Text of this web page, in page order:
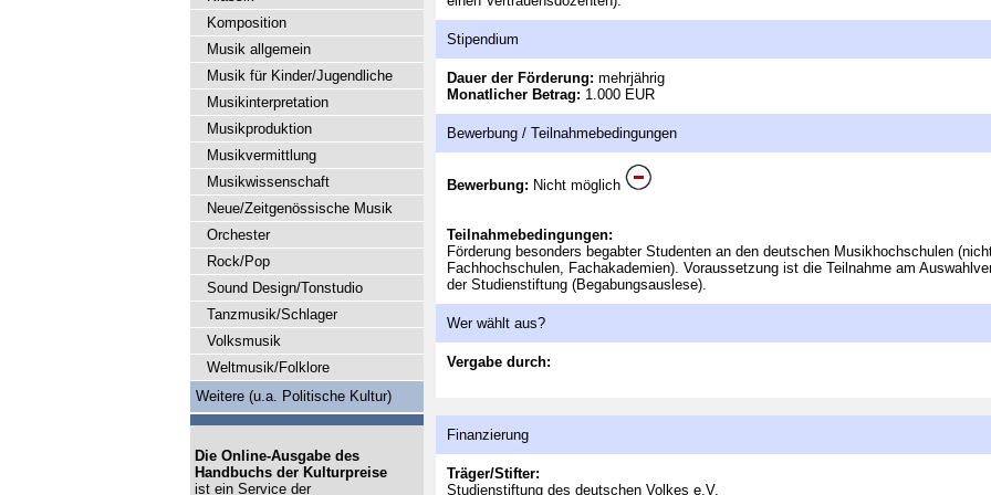
Stipendium
Dauer der Förderung: mehrjährig
Monatlicher Betrag: 1.000 EUR
Bewerbung / Teilnahmebedingungen
Bewerbung: Nicht möglich
Teilnahmebedingungen:
Förderung besonders begabter Studenten an den deutschen Musikhochschulen
Fachhochschulen, Fachakademien). Voraussetzung ist die Teilnahme am
der Studienstiftung (Begabungsauslese).
Wer wählt aus?
Vergabe durch:
Finanzierung
Träger/Stifter:
Studienstiftung des deutschen Volkes e.V.
Komposition
Musik allgemein
Musik für Kinder/Jugendliche
Musikinterpretation
Musikproduktion
Musikvermittlung
Musikwissenschaft
Neue/Zeitgenössische Musik
Orchester
Rock/Pop
Sound Design/Tonstudio
Tanzmusik/Schlager
Volksmusik
Weltmusik/Folklore
Weitere (u.a. Politische Kultur)
Die Online-Ausgabe des
Handbuchs der Kulturpreise
ist ein Service der